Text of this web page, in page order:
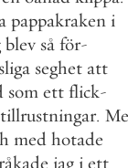
pappakraken i
blev så för-
seghet att
som ett flick-
tillrustningar.
med hotade
råkade jag i ett